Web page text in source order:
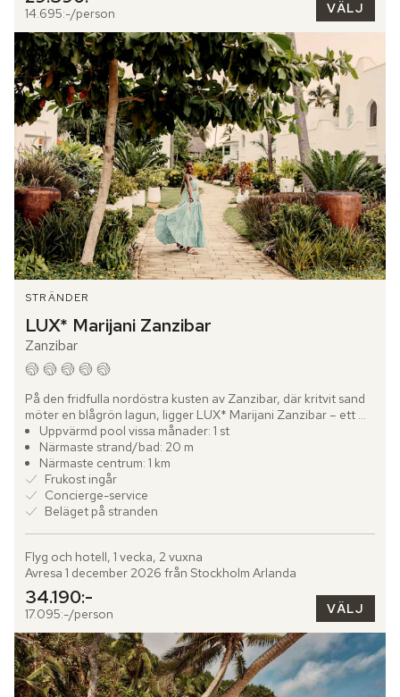
14.695:-/person VÄLJ
STRÄNDER
LUX* Marijani Zanzibar
Zanzibar
På den fridfulla nordöstra kusten av Zanzibar, där kritvit sand
möter en blågrön lagun, ligger LUX* Marijani Zanzibar – ett
elegant boutique-hotell inspirerat av öns arabiska arv...
Uppvärmd pool vissa månader: 1 st
Närmaste strand/bad: 20 m
Närmaste centrum: 1 km
Frukost ingår
Concierge-service
Beläget på stranden
Flyg och hotell, 1 vecka, 2 vuxna
Avresa 1 december 2026 från Stockholm Arlanda
34.190:-
17.095:-/person VÄLJ